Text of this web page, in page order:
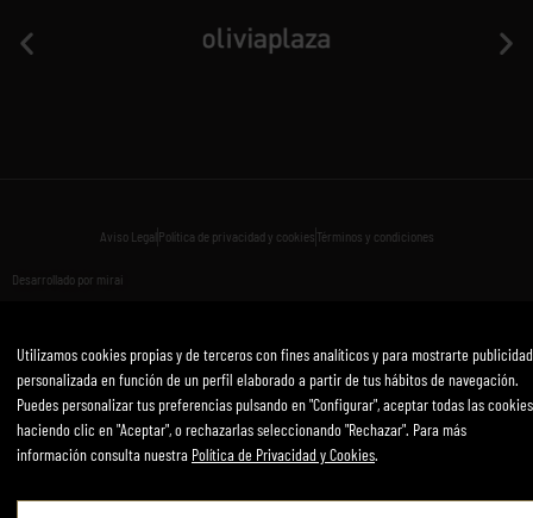
Aviso Legal Política de privacidad y cookies Términos y condiciones
Desarrollado por mirai
Utilizamos cookies propias y de terceros con fines analíticos y para mostrarte publicidad
personalizada en función de un perfil elaborado a partir de tus hábitos de navegación.
Puedes personalizar tus preferencias pulsando en "Configurar", aceptar todas las cookies
haciendo clic en "Aceptar", o rechazarlas seleccionando "Rechazar". Para más
información consulta nuestra Política de Privacidad y Cookies.
Aviso Legal